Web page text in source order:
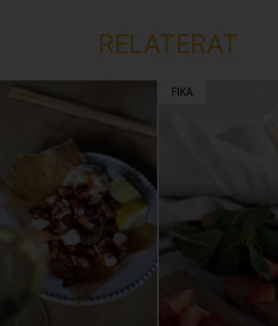
RELATERAT
FIKA